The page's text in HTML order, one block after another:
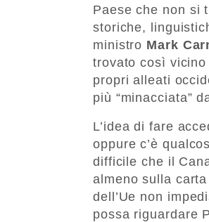
Paese che non si
storiche,
ministro Mark
trovato così
propri alleati
più “minacciata”
L’idea di fare
oppure c’è
difficile che il
almeno sulla
dell’Ue non
possa riguardare